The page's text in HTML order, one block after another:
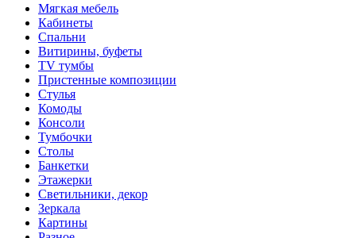
Мягкая мебель
Кабинеты
Спальни
Витирины, буфеты
TV тумбы
Пристенные композиции
Стулья
Комоды
Консоли
Тумбочки
Столы
Банкетки
Этажерки
Светильники, декор
Зеркала
Картины